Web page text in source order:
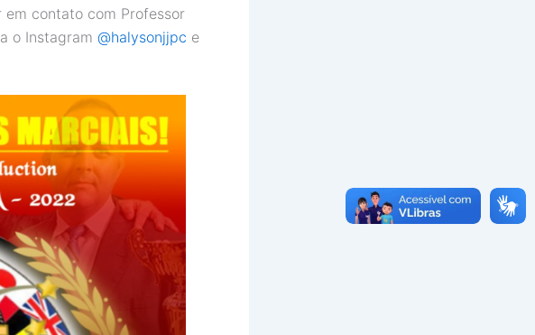
em contato com Professor
o Instagram @halysonjjpc e